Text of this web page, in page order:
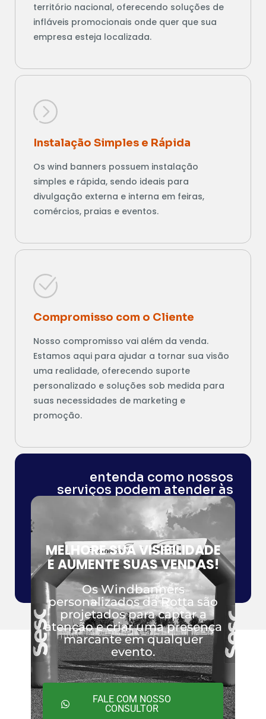
território nacional, oferecendo soluções de
infláveis promocionais onde quer que sua
empresa esteja localizada.
Instalação Simples e Rápida
Os wind banners possuem instalação
simples e rápida, sendo ideais para
divulgação externa e interna em feiras,
comércios, praias e eventos.
Compromisso com o Cliente
Nosso compromisso vai além da venda.
Estamos aqui para ajudar a tornar sua visão
uma realidade, oferecendo suporte
personalizado e soluções sob medida para
suas necessidades de marketing e
promoção.
entenda como nossos
serviços podem atender às
suas necessidades
Saiba mais
MELHORE SUA VISIBILIDADE
E AUMENTE SUAS VENDAS!
Os Windbanners
personalizados da Rotta são
projetados para captar a
atenção e criar uma presença
marcante em qualquer
evento.
FALE COM NOSSO
CONSULTOR